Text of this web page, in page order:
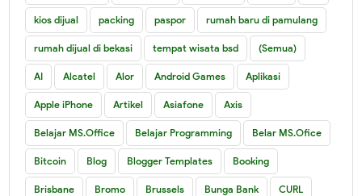
kios dijual packing paspor rumah baru di pamulang
rumah dijual di bekasi tempat wisata bsd (Semua)
AI Alcatel Alor Android Games Aplikasi
Apple iPhone Artikel Asiafone Axis
Belajar MS.Office Belajar Programming Belar MS.Ofice
Bitcoin Blog Blogger Templates Booking
Brisbane Bromo Brussels Bunga Bank CURL